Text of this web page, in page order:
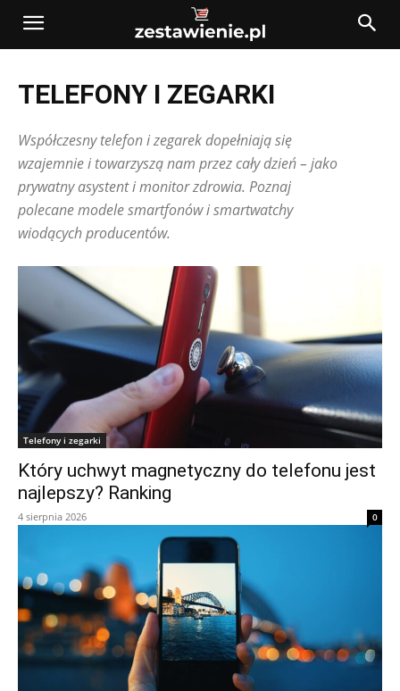
TELEFONY I ZEGARKI
Współczesny telefon i zegarek dopełniają się
wzajemnie i towarzyszą nam przez cały dzień – jako
prywatny asystent i monitor zdrowia. Poznaj
polecane modele smartfonów i smartwatchy
wiodących producentów.
Telefony i zegarki
Który uchwyt magnetyczny do telefonu jest
najlepszy? Ranking
4 sierpnia 2026 0